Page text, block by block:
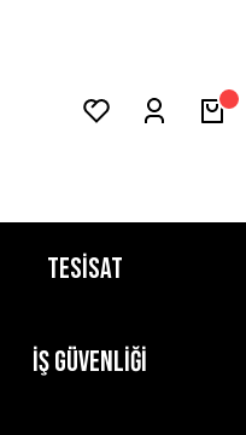
TESİSAT
İŞ GÜVENLİĞİ